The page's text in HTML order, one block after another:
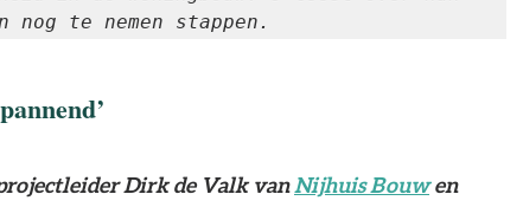
nog te nemen stappen.
Dirk de Valk van Nijhuis Bouw en